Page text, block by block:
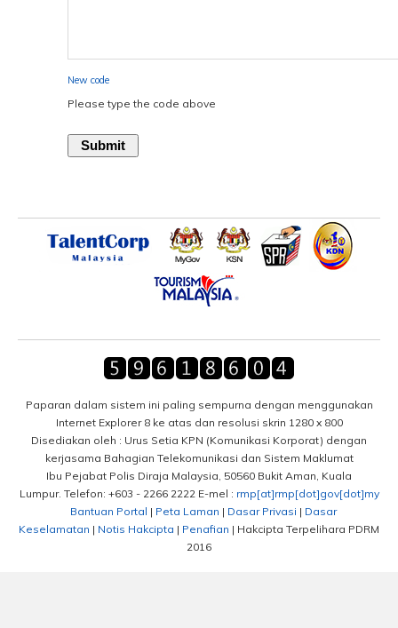
New code
Please type the code above
Paparan dalam sistem ini paling sempurna dengan menggunakan
Internet Explorer 8 ke atas dan resolusi skrin 1280 x 800
Disediakan oleh : Urus Setia KPN (Komunikasi Korporat) dengan
kerjasama Bahagian Telekomunikasi dan Sistem Maklumat
Ibu Pejabat Polis Diraja Malaysia, 50560 Bukit Aman, Kuala
Lumpur. Telefon: +603 - 2266 2222 E-mel : rmp[at]rmp[dot]gov[dot]my
Bantuan Portal | Peta Laman | Dasar Privasi | Dasar
Keselamatan | Notis Hakcipta | Penafian | Hakcipta Terpelihara PDRM
2016